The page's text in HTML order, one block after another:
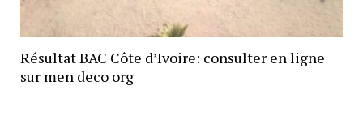
Résultat BAC Côte d’Ivoire: consulter en ligne
sur men deco org